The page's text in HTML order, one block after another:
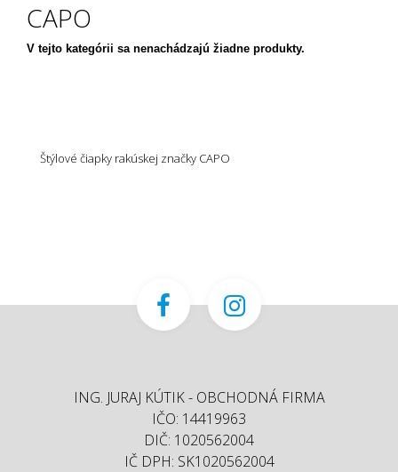
CAPO
V tejto kategórii sa nenachádzajú žiadne produkty.
Štýlové čiapky rakúskej značky CAPO
ING. JURAJ KÚTIK - OBCHODNÁ FIRMA
IČO: 14419963
DIČ: 1020562004
IČ DPH: SK1020562004